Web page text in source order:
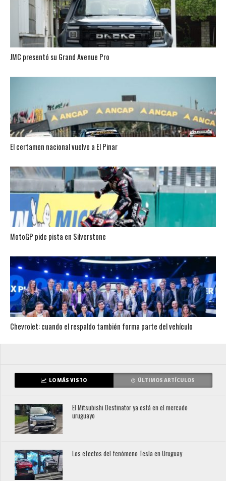
JMC presentó su Grand Avenue Pro
El certamen nacional vuelve a El Pinar
MotoGP pide pista en Silverstone
Chevrolet: cuando el respaldo también forma parte del vehículo
LO MÁS VISTO ÚLTIMOS ARTÍCULOS
El Mitsubishi Destinator ya está en el mercado
uruguayo
Los efectos del fenómeno Tesla en Uruguay